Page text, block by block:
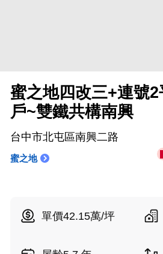
蜜之地四改三+連號
戶~雙鐵共構南興
台中市北屯區南興二路
蜜之地
單價42.15萬/坪